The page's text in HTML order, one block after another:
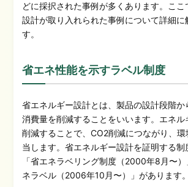
どに採択された事例が多くあります。こ
設計が取り入れられた事例について詳細に
す。
省エネ性能を示すラベル制度
省エネルギー設計とは、製品の設計段階か
消費量を削減することをいいます。エネル
削減することで、CO2削減につながり、
当します。省エネルギー設計を証明する制
「省エネラベリング制度（2000年8月〜
ネラベル（2006年10月〜）」があります。